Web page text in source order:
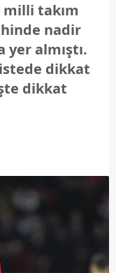
milli takım
nadir
almıştı.
dikkat
dikkat